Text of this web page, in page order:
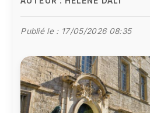
Publié le : 17/05/2026 08:35